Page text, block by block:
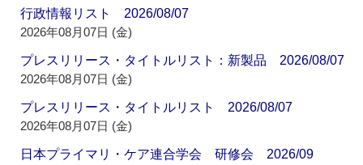
行政情報リスト 2026/08/07
2026年08月07日 (金)
プレスリリース・タイトルリスト：新製品 2026/08/07
2026年08月07日 (金)
プレスリリース・タイトルリスト 2026/08/07
2026年08月07日 (金)
日本プライマリ・ケア連合学会 研修会 2026/09